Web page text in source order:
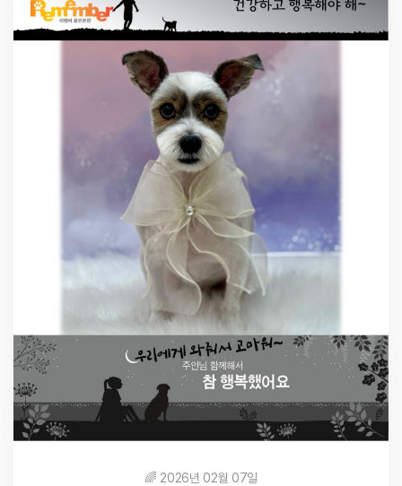
🌈 2026년 02월 07일